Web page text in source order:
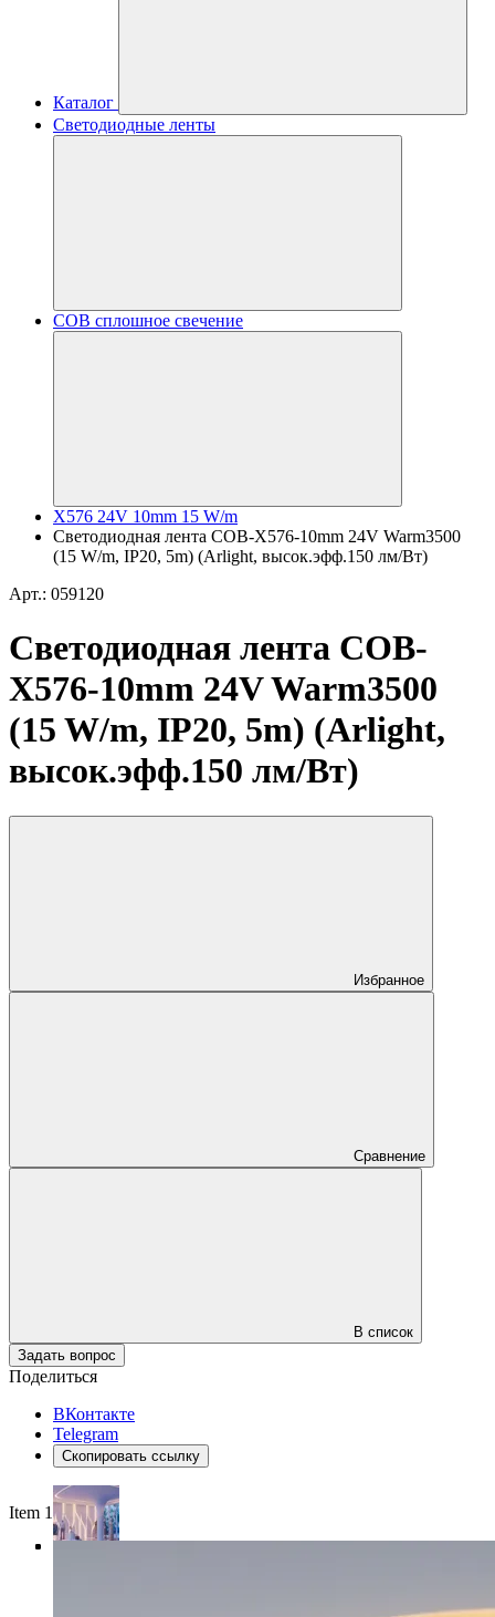
Каталог
Светодиодные ленты
COB сплошное свечение
X576 24V 10mm 15 W/m
Светодиодная лента COB-X576-10mm 24V Warm3500
(15 W/m, IP20, 5m) (Arlight, высок.эфф.150 лм/Вт)
Арт.: 059120
Светодиодная лента COB-
X576-10mm 24V Warm3500
(15 W/m, IP20, 5m) (Arlight,
высок.эфф.150 лм/Вт)
Избранное
Сравнение
В список
Задать вопрос
Поделиться
ВКонтакте
Telegram
Скопировать ссылку
Item 1 of 4